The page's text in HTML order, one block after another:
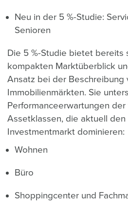
Neu in der 5 %-Studie:
Senioren
Die 5 %-Studie bietet bereits
kompakten Marktüberblick
Ansatz bei der Beschreibung
Immobilienmärkten. Sie
Performanceerwartungen
Assetklassen, die aktuell den
Investmentmarkt dominieren:
Wohnen
Büro
Shoppingcenter und